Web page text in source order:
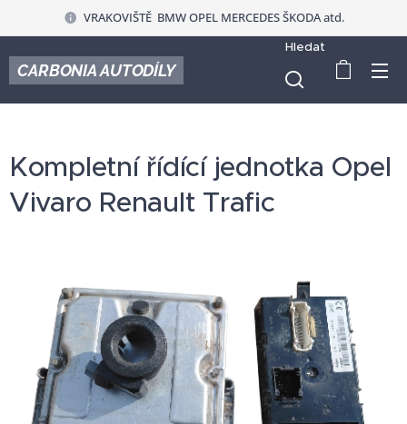
VRAKOVIŠTĚ BMW OPEL MERCEDES ŠKODA atd.
CARBONIA AUTODÍLY
Hledat
Kompletní řídící jednotka Opel
Vivaro Renault Trafic